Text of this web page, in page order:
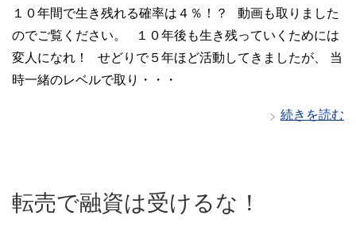
１０年間で生き残れる確率は４％！？ 動画も取りました
のでご覧ください。 １０年後も生き残っていくためには
変人になれ！ せどりで５年ほど活動してきましたが、 当
時一緒のレベルで取り・・・
続きを読む
転売で融資は受けるな！